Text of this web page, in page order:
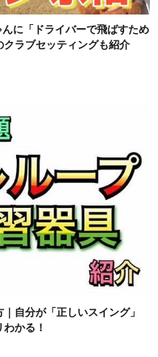
に「ドライバーで飛ばすため
ラブセッティングも紹介
自分が「正しいスイング」
かる！